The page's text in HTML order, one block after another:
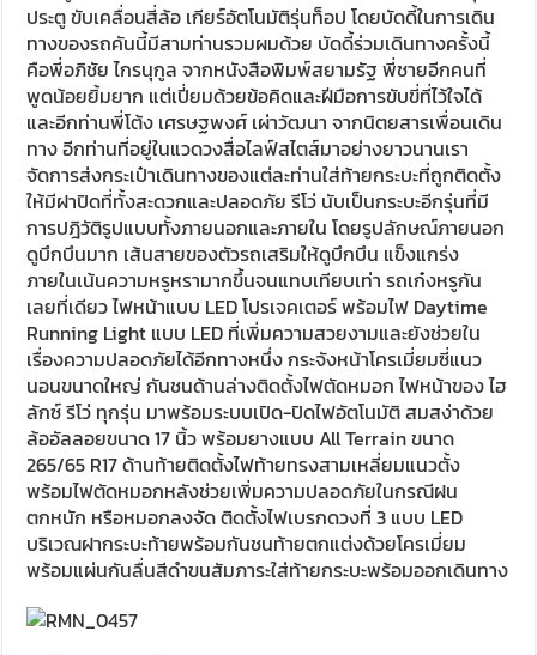
ประตู ขับเคลื่อนสี่ล้อ เกียร์อัตโนมัติรุ่นท็อป โดยบัดดี้ในการเดิน
ทางของรถคันนี้มีสามท่านรวมผมด้วย บัดดี้ร่วมเดินทางครั้งนี้
คือพี่อภิชัย ไกรนุกูล จากหนังสือพิมพ์สยามรัฐ พี่ชายอีกคนที่
พูดน้อยยิ้มยาก แต่เปี่ยมด้วยข้อคิดและฝีมือการขับขี่ที่ไว้ใจได้
และอีกท่านพี่โต้ง เศรษฐพงศ์ เผ่าวัฒนา จากนิตยสารเพื่อนเดิน
ทาง อีกท่านที่อยู่ในแวดวงสื่อไลฟ์สไตส์มาอย่างยาวนานเรา
จัดการส่งกระเป๋าเดินทางของแต่ละท่านใส่ท้ายกระบะที่ถูกติดตั้ง
ให้มีฝาปิดที่ทั้งสะดวกและปลอดภัย รีโว่ นับเป็นกระบะอีกรุ่นที่มี
การปฎิวัติรูปแบบทั้งภายนอกและภายใน โดยรูปลักษณ์ภายนอก
ดูบึกบึนมาก เส้นสายของตัวรถเสริมให้ดูบึกบึน แข็งแกร่ง
ภายในเน้นความหรูหรามากขึ้นจนแทบเทียบเท่า รถเก๋งหรูกัน
เลยที่เดียว ไฟหน้าแบบ LED โปรเจคเตอร์ พร้อมไฟ Daytime
Running Light แบบ LED ที่เพิ่มความสวยงามและยังช่วยใน
เรื่องความปลอดภัยได้อีกทางหนึ่ง กระจังหน้าโครเมี่ยมซี่แนว
นอนขนาดใหญ่ กันชนด้านล่างติดตั้งไฟตัดหมอก ไฟหน้าของ ไฮ
ลักซ์ รีโว่ ทุกรุ่น มาพร้อมระบบเปิด-ปิดไฟอัตโนมัติ สมสง่าด้วย
ล้ออัลลอยขนาด 17 นิ้ว พร้อมยางแบบ All Terrain ขนาด
265/65 R17 ด้านท้ายติดตั้งไฟท้ายทรงสามเหลี่ยมแนวตั้ง
พร้อมไฟตัดหมอกหลังช่วยเพิ่มความปลอดภัยในกรณีฝน
ตกหนัก หรือหมอกลงจัด ติดตั้งไฟเบรกดวงที่ 3 แบบ LED
บริเวณฝากระบะท้ายพร้อมกันชนท้ายตกแต่งด้วยโครเมี่ยม
พร้อมแผ่นกันลื่นสีดำขนสัมภาระใส่ท้ายกระบะพร้อมออกเดินทาง